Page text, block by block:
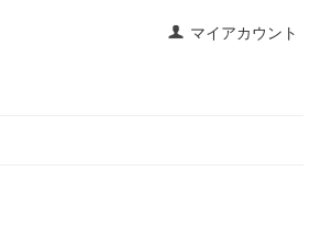
マイアカウント